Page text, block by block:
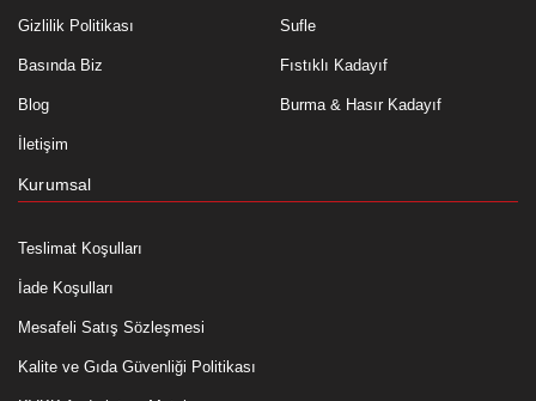
Gizlilik Politikası
Basında Biz
Blog
İletişim
Sufle
Fıstıklı Kadayıf
Burma & Hasır Kadayıf
Kurumsal
Teslimat Koşulları
İade Koşulları
Mesafeli Satış Sözleşmesi
Kalite ve Gıda Güvenliği Politikası